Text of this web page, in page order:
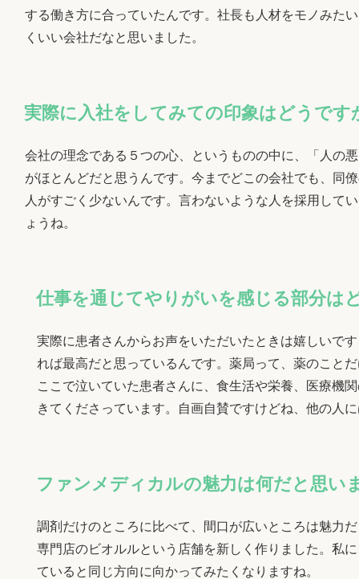
する働き方に合っていたんです。社長も人材をモノみた
くいい会社だなと思いました。
実際に入社をしてみての印象はどうです
会社の理念である５つの心、というものの中に、「人の
がほとんどだと思うんです。今までどこの会社でも、同
人がすごく少ないんです。言わないような人を採用して
ょうね。
仕事を通じてやりがいを感じる部分は
実際に患者さんからお声をいただいたときは嬉しいで
れば最高だと思っているんです。薬局って、薬のこと
ここで泣いていた患者さんに、食生活や栄養、医療機
きてくださっています。自画自賛ですけどね、他の人
ファンメディカルの魅力は何だと思い
調剤だけのところに比べて、間口が広いところは魅力
専門店のビオルルという店舗を新しく作りました。私
ていると同じ方向に向かってみたくなりますね。